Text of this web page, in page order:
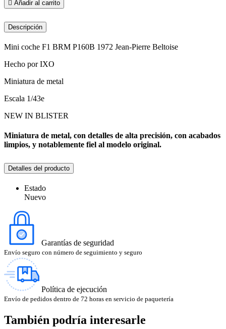
 Añadir al carrito
Descripción
Mini coche F1 BRM P160B 1972 Jean-Pierre Beltoise
Hecho por IXO
Miniatura de metal
Escala 1/43e
NEW IN BLISTER
Miniatura de metal, con detalles de alta precisión, con acabados
limpios, y notablemente fiel al modelo original.
Detalles del producto
Estado
Nuevo
Garantías de seguridad
Envío seguro con número de seguimiento y seguro
Política de ejecución
Envío de pedidos dentro de 72 horas en servicio de paquetería
También podría interesarle